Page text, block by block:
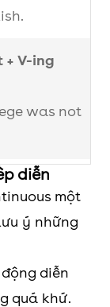
+ V-ing
was not
+ V-ing ?
diễn
một
ý những
diễn
quá khứ.